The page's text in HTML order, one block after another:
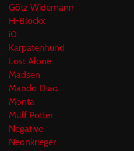
Götz Widemann
H-Blockx
i0
Karpatenhund
Lost Alone
Madsen
Mando Diao
Monta
Muff Potter
Negative
Neonkrieger